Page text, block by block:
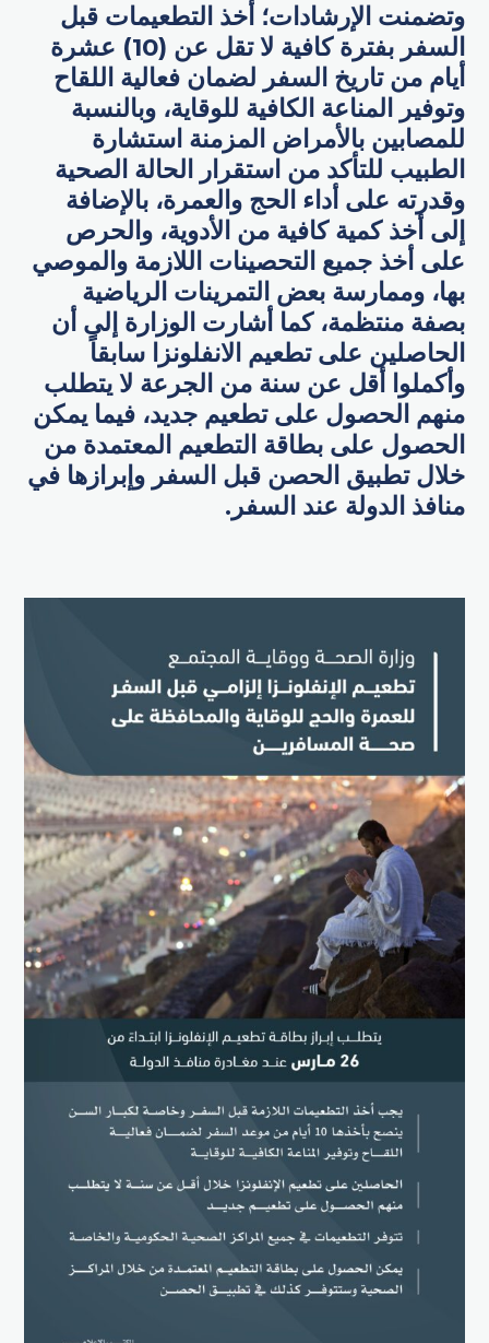
وتضمنت الإرشادات؛ أخذ التطعيمات قبل
السفر بفترة كافية لا تقل عن (10) عشرة
أيام من تاريخ السفر لضمان فعالية اللقاح
وتوفير المناعة الكافية للوقاية، وبالنسبة
للمصابين بالأمراض المزمنة استشارة
الطبيب للتأكد من استقرار الحالة الصحية
وقدرته على أداء الحج والعمرة، بالإضافة
إلى أخذ كمية كافية من الأدوية، والحرص
على أخذ جميع التحصينات اللازمة والموصي
بها، وممارسة بعض التمرينات الرياضية
بصفة منتظمة، كما أشارت الوزارة إلى أن
الحاصلين على تطعيم الانفلونزا سابقاً
وأكملوا أقل عن سنة من الجرعة لا يتطلب
منهم الحصول على تطعيم جديد، فيما يمكن
الحصول على بطاقة التطعيم المعتمدة من
خلال تطبيق الحصن قبل السفر وإبرازها في
منافذ الدولة عند السفر.